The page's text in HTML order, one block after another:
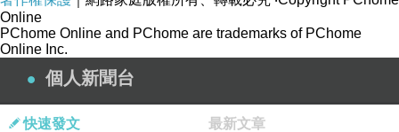
紅色款的生辣椒，深得我心啊！（但其實不怎辣的....頓時小小
Online
PChome Online and PChome are trademarks of PChome
Online Inc.
個人新聞台
快速發文 最新文章